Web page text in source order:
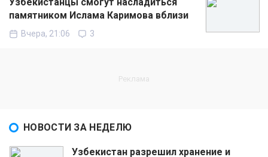
Узбекистанцы смогут насладиться
памятником Ислама Каримова вблизи
Вчера, 21:06 3
НОВОСТИ ЗА НЕДЕЛЮ
Узбекистан разрешил хранение и